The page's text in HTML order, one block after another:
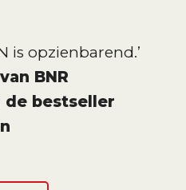
is opzienbarend.’
BNR
de bestseller